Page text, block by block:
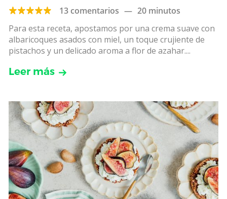
13 comentarios — 20 minutos
Para esta receta, apostamos por una crema suave con
albaricoques asados con miel, un toque crujiente de
pistachos y un delicado aroma a flor de azahar....
Leer más